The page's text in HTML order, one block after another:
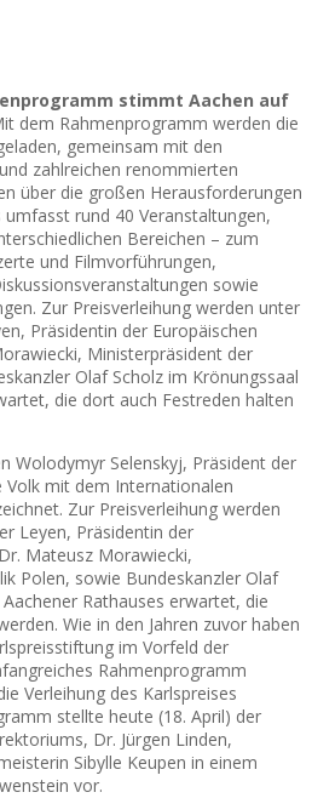
stimmt Aachen auf
dem Rahmenprogramm werden die
gemeinsam mit den
zahlreichen renommierten
über die großen Herausforderungen
rund 40 Veranstaltungen,
Bereichen – zum
und Filmvorführungen,
sowie
Zur Preisverleihung werden unter
Präsidentin der Europäischen
Ministerpräsident der
Olaf Scholz im Krönungssaal
die dort auch Festreden halten
Wolodymyr Selenskyj, Präsident der
Volk mit dem Internationalen
Zur Preisverleihung werden
Leyen, Präsidentin der
Mateusz Morawiecki,
Polen, sowie Bundeskanzler Olaf
Rathauses erwartet, die
Wie in den Jahren zuvor haben
im Vorfeld der
Rahmenprogramm
Verleihung des Karlspreises
stellte heute (18. April) der
Dr. Jürgen Linden,
Sibylle Keupen in einem
vor.